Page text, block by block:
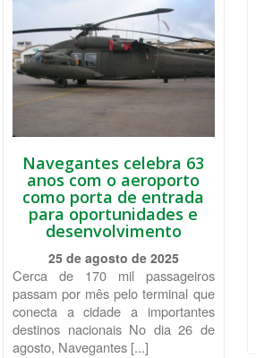
Navegantes celebra 63
anos com o aeroporto
como porta de entrada
para oportunidades e
desenvolvimento
25 de agosto de 2025
Cerca de 170 mil passageiros
passam por mês pelo terminal que
conecta a cidade a importantes
destinos nacionais No dia 26 de
agosto, Navegantes [...]